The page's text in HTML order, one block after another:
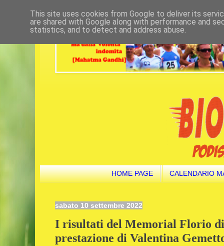
HOME PAGE CALENDARIO
sabato 10 settembre 2022
I risultati del Memorial Florio
prestazione di Valentina
This site uses cookies from Google to deliver its
are shared with Google along with performance and
statistics, and to detect and address abuse.